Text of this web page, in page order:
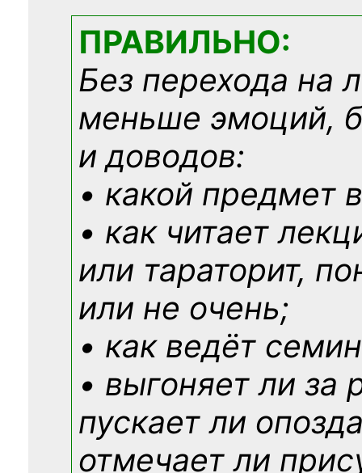
ПРАВИЛЬНО:
Без перехода на
меньше эмоций,
и доводов:
• какой предмет
• как читает
или тараторит,
или не очень;
• как ведёт
• выгоняет ли за
пускает ли
отмечает ли